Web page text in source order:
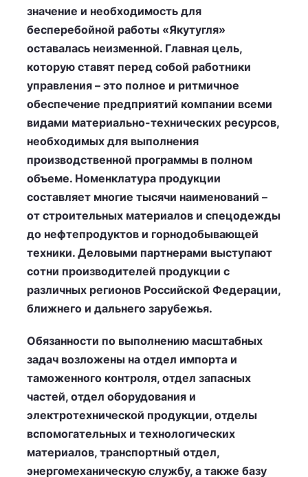
значение и необходимость для
бесперебойной работы «Якутугля»
оставалась неизменной. Главная цель,
которую ставят перед собой работники
управления – это полное и ритмичное
обеспечение предприятий компании всеми
видами материально-технических ресурсов,
необходимых для выполнения
производственной программы в полном
объеме. Номенклатура продукции
составляет многие тысячи наименований –
от строительных материалов и спецодежды
до нефтепродуктов и горнодобывающей
техники. Деловыми партнерами выступают
сотни производителей продукции с
различных регионов Российской Федерации,
ближнего и дальнего зарубежья.
Обязанности по выполнению масштабных
задач возложены на отдел импорта и
таможенного контроля, отдел запасных
частей, отдел оборудования и
электротехнической продукции, отделы
вспомогательных и технологических
материалов, транспортный отдел,
энергомеханическую службу, а также базу